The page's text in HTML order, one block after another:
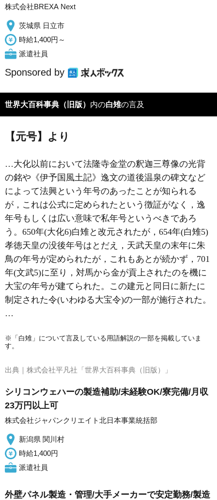
株式会社BREXA Next
茨城県 日立市
時給1,400円～
派遣社員
Sponsored by
世界大百科事典（旧版） 内の白雉の言及
【元号】より
…大化以前において法隆寺金堂の釈迦三尊像の光背
の銘や《伊予国風土記》逸文の道後温泉の碑文など
によって法興という年号のあったことが知られる
が，これは公式に定められたという徴証がなく，逸
年号もしくは広い意味で私年号というべきであろ
う。650年(大化6)白雉と改元されたが，654年(白雉5)
孝徳天皇の没後年号はとだえ，天武天皇の末年に朱
鳥の年号が定められたが，これもあとが続かず，701
年(文武5)に至り，対馬から金が貢上されたのを機に
大宝の年号が建てられた。この建元と同日に新たに
制定された令(いわゆる大宝令)の一部が施行された。
…
※「白雉」について言及している用語解説の一部を掲載していま
す。
出典｜ 株式会社平凡社「世界大百科事典（旧版）」
シリコンウェハーの製造補助/未経験OK/寮完備/月収
23万円以上可
株式会社ジャパンクリエイト北日本事業統括部
新潟県 関川村
時給1,400円
派遣社員
外壁パネル製造・管理/大手メーカーで安定勤務/製造